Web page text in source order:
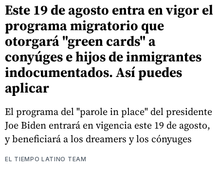
Este 19 de agosto entra en vigor el
programa migratorio que
otorgará "green cards" a
conyúges e hijos de inmigrantes
indocumentados. Así puedes
aplicar
El programa del "parole in place" del presidente
Joe Biden entrará en vigencia este 19 de agosto,
y beneficiará a los dreamers y los cónyuges
EL TIEMPO LATINO TEAM